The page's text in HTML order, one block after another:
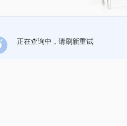
正在查询中，请刷新重试